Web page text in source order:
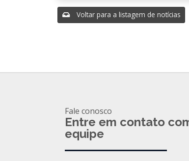
Voltar para a listagem de notícias
Fale conosco
Entre em contato
equipe